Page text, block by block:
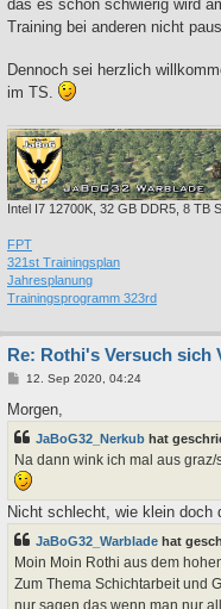
das es schon schwierig wird
Training bei anderen nicht
Dennoch sei herzlich
im TS.
Intel I7 12700K, 32 GB DDR5, 8 TB
FPT
321st Trainingsplan
Jahresplanung
Trainingsprogramm 323rd
Re: Rothi's Versuch sich
B
i
t
r
g
12. Sep 2020, 04:24
Morgen,
JaBoG32_Nerkub hat
Na dann wink ich mal aus
Nicht schlecht, wie klein doch
JaBoG32_Warblade hat
Moin Moin Rothi aus dem
Zum Thema Schichtarbeit und
nur sagen das wenn man nur